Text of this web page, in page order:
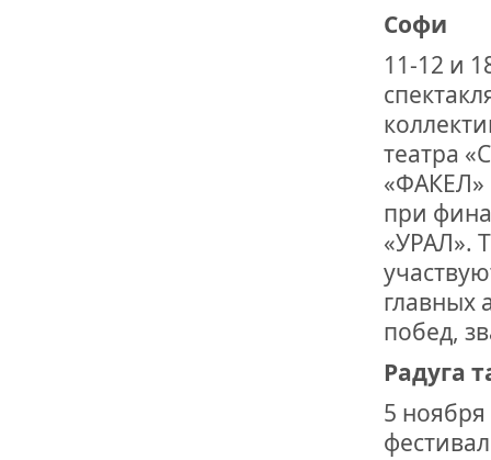
Софи
11-12 и
театра
«ФАКЕЛ»
при
«УРАЛ».
главных
побед,
Радуга
5